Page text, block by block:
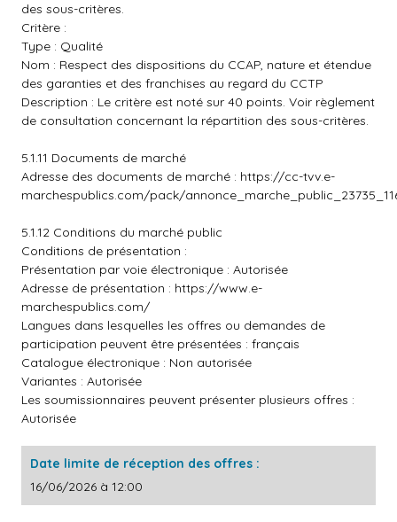
des sous-critères.
Critère :
Type : Qualité
Nom : Respect des dispositions du CCAP, nature et étendue
des garanties et des franchises au regard du CCTP
Description : Le critère est noté sur 40 points. Voir règlement
de consultation concernant la répartition des sous-critères.
5.1.11 Documents de marché
Adresse des documents de marché : https://cc-tvv.e-
marchespublics.com/pack/
5.1.12 Conditions du marché public
Conditions de présentation :
Présentation par voie électronique : Autorisée
Adresse de présentation : https://www.e-
marchespublics.com/
Langues dans lesquelles les offres ou demandes de
participation peuvent être présentées : français
Catalogue électronique : Non autorisée
Variantes : Autorisée
Les soumissionnaires peuvent présenter plusieurs offres :
Autorisée
Date limite de réception des offres :
16/06/2026 à 12:00